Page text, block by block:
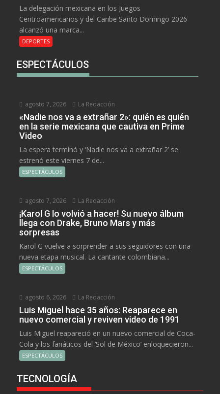
La delegación mexicana en los Juegos
Centroamericanos y del Caribe Santo Domingo 2026
alcanzó una marca...
DEPORTES
ESPECTÁCULOS
agosto 7, 2026 La Redacción
«Nadie nos va a extrañar 2»: quién es quién
en la serie mexicana que cautiva en Prime
Video
La espera terminó y ‘Nadie nos va a extrañar 2’ se
estrenó este viernes 7 de...
ESPECTÁCULOS
agosto 7, 2026 La Redacción
¡Karol G lo volvió a hacer! Su nuevo álbum
llega con Drake, Bruno Mars y más
sorpresas
Karol G vuelve a sorprender a sus seguidores con una
nueva etapa musical. La cantante colombiana...
ESPECTÁCULOS
agosto 6, 2026 La Redacción
Luis Miguel hace 35 años: Reaparece en
nuevo comercial y reviven video de 1991
Luis Miguel reapareció en un nuevo comercial de Coca-
Cola y los fanáticos del ‘Sol de México’ enloquecieron...
ESPECTÁCULOS
TECNOLOGÍA